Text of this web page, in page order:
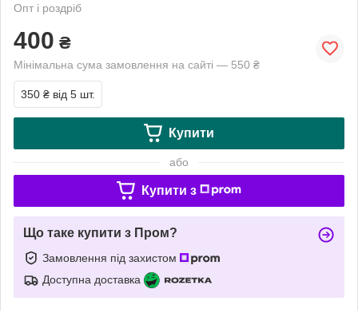
Опт і роздріб
400 ₴
Мінімальна сума замовлення на сайті — 550 ₴
350 ₴ від 5 шт.
Купити
або
Купити з
Що таке купити з Пром?
Замовлення під захистом
Доступна доставка